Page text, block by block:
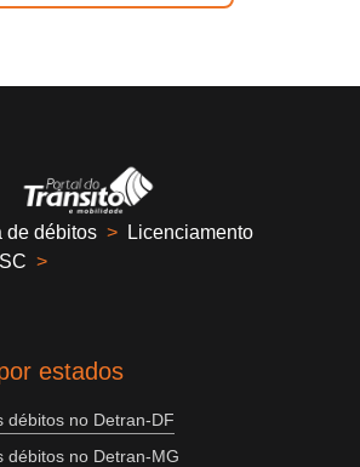
de débitos >
Licenciamento
SC >
estados
débitos no Detran-DF
débitos no Detran-MG